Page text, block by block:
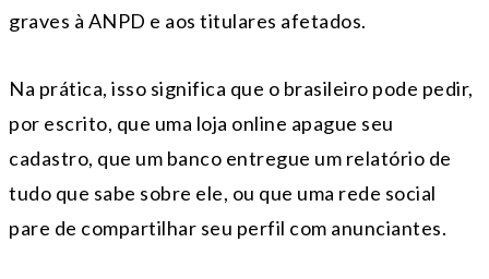
graves à ANPD e aos titulares afetados.
Na prática, isso significa que o brasileiro pode pedir,
por escrito, que uma loja online apague seu
cadastro, que um banco entregue um relatório de
tudo que sabe sobre ele, ou que uma rede social
pare de compartilhar seu perfil com anunciantes.